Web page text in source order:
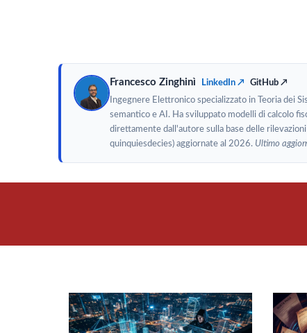
Francesco Zinghinì LinkedIn ↗ GitHub ↗
Ingegnere Elettronico specializzato in Teoria dei
semantico e AI. Ha sviluppato modelli di calcolo
direttamente dall'autore sulla base delle
quinquiesdecies) aggiornate al 2026. Ultimo